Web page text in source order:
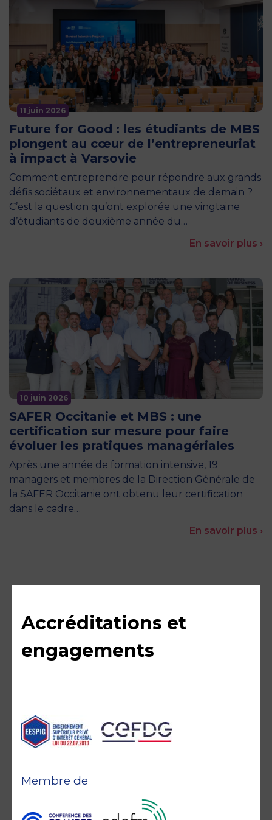
11 juin 2026
Future for Good : les étudiants de MBS
plongent au cœur de l’entrepreneuriat
à impact à Varsovie
Comment entreprendre pour répondre aux grands
défis sociétaux et environnementaux de demain ?
C’est la question qu’ont explorée une vingtaine
d’étudiants de deuxième année du…
En savoir plus ›
10 juin 2026
SAFER Occitanie et MBS : une
certification sur mesure pour faire
évoluer les pratiques managériales
Après une année de formation intensive, 19
managers et membres de la Direction Générale de
la SAFER Occitanie ont obtenu leur certification
dans le cadre…
En savoir plus ›
Accréditations et
engagements
Membre de